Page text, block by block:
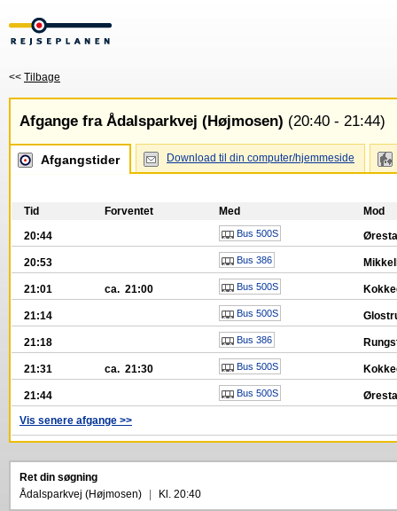
<< Tilbage
Afgange fra Ådalsparkvej (Højmosen) (20:40 - 21:44)
Afgangstider Download til din computer/hjemmeside
Tid Forventet Med
Mod
20:44
Bus 500S
20:53 Bus 386
21:01 ca. 21:00 Bus 500S
21:14 Bus 500S
21:18 Bus 386
21:31 ca. 21:30 Bus 500S
21:44 Bus 500S
Vis senere afgange >>
Ret din søgning
Ådalsparkvej (Højmosen)
Kl. 20:40